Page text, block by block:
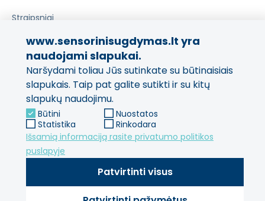
Straipsniai
Pasidalinkite savo patirtimi!
Jūsų nuomonė svarbi mums
ir kitiems pirkėjams.
Palikti atsiliepimą
www.sensorinisugdymas.lt yra
naudojami slapukai.
Naršydami toliau Jūs sutinkate su būtinaisiais
slapukais. Taip pat galite sutikti ir su kitų
slapukų naudojimu.
Būtini
Nuostatos
Statistika
Rinkodara
Išsamią informaciją rasite privatumo politikos
puslapyje
Patvirtinti visus